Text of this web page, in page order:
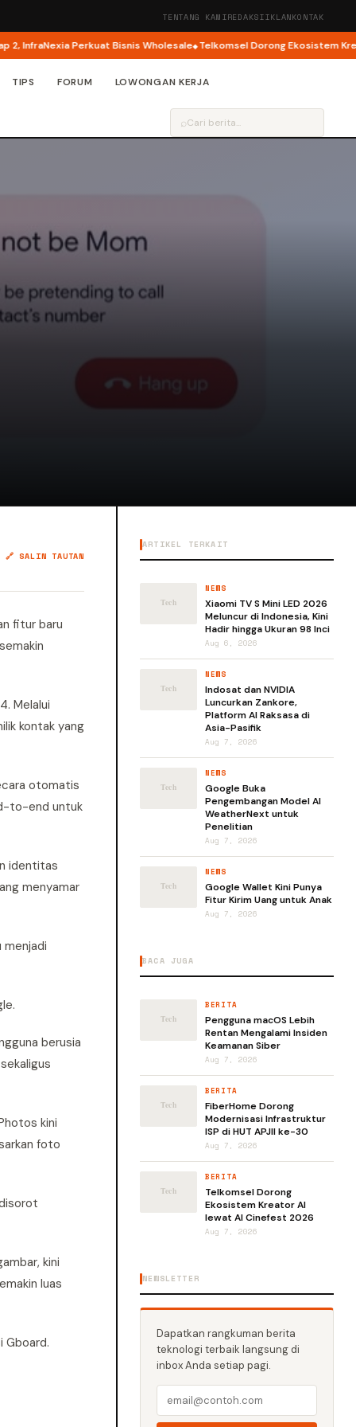
TENTANG KAMIREDAKSIIKLANKONTAK
Perkuat Bisnis Wholesale Telkomsel Dorong Ekosistem Kreator
TIPS FORUM LOWONGAN KERJA
⌕
🔗 SALIN TAUTAN
fitur baru
Melalui
kontak yang
otomatis
to-end untuk
identitas
menyamar
berusia
kini
foto
kini
luas
Gboard.
ARTIKEL TERKAIT
NEWS
Xiaomi TV S Mini LED 2026
Meluncur di Indonesia, Kini
Hadir hingga Ukuran 98 Inci
Aug 6, 2026
NEWS
Indosat dan NVIDIA
Luncurkan Zankore,
Platform AI Raksasa di
Asia-Pasifik
Aug 7, 2026
NEWS
Google Buka
Pengembangan Model AI
WeatherNext untuk
Penelitian
Aug 7, 2026
NEWS
Google Wallet Kini Punya
Fitur Kirim Uang untuk Anak
Aug 7, 2026
BACA JUGA
BERITA
Pengguna macOS Lebih
Rentan Mengalami Insiden
Keamanan Siber
Aug 7, 2026
BERITA
FiberHome Dorong
Modernisasi Infrastruktur
ISP di HUT APJII ke-30
Aug 7, 2026
BERITA
Telkomsel Dorong
Ekosistem Kreator AI
lewat AI Cinefest 2026
Aug 7, 2026
NEWSLETTER
Dapatkan rangkuman berita
teknologi terbaik langsung di
inbox Anda setiap pagi.